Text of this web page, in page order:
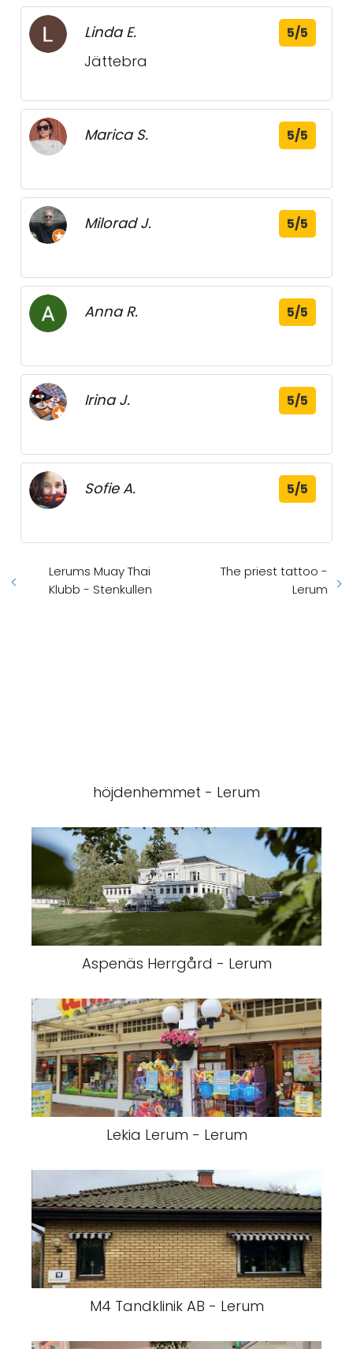
Linda E. 5/5
Jättebra
Marica S. 5/5
Milorad J. 5/5
Anna R. 5/5
Irina J. 5/5
Sofie A. 5/5
Lerums Muay Thai
Klubb - Stenkullen
The priest tattoo -
Lerum
höjdenhemmet - Lerum
Aspenäs Herrgård - Lerum
Lekia Lerum - Lerum
M4 Tandklinik AB - Lerum